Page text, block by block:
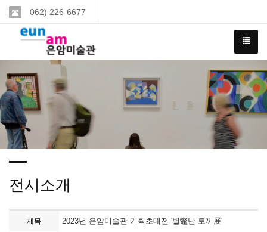
062) 226-6677
전시소개
제목 2023년 은암미술관 기획초대전 '별鼈난 토끼展'